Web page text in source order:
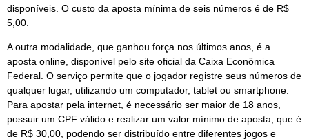
disponíveis. O custo da aposta mínima de seis números é de R$
5,00.
A outra modalidade, que ganhou força nos últimos anos, é a
aposta online, disponível pelo site oficial da Caixa Econômica
Federal. O serviço permite que o jogador registre seus números de
qualquer lugar, utilizando um computador, tablet ou smartphone.
Para apostar pela internet, é necessário ser maior de 18 anos,
possuir um CPF válido e realizar um valor mínimo de aposta, que é
de R$ 30,00, podendo ser distribuído entre diferentes jogos e